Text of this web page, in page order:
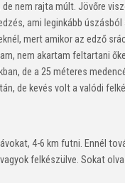
nem rajta múlt. Jövőre
ami leginkább
mert amikor az edző
nem akartam feltartani
de a 25 méteres
de kevés volt a valódi
4-6 km futni. Ennél
felkészülve. Sokat